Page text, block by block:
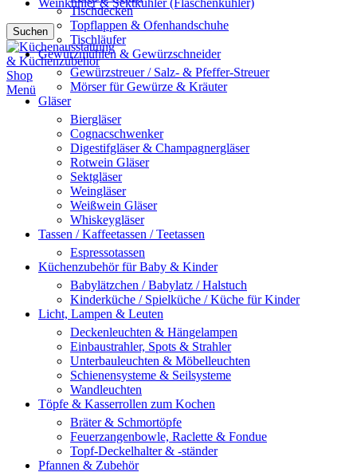
Weinkühler & Sektkühler (Flaschenkühler)
Suchen
Menü
Tischdecken
Topflappen & Ofenhandschuhe
Tischläufer
Gewürzmühlen & Gewürzschneider
Gewürzstreuer / Salz- & Pfeffer-Streuer
Mörser für Gewürze & Kräuter
Gläser
Biergläser
Cognacschwenker
Digestifgläser & Champagnergläser
Rotwein Gläser
Sektgläser
Weingläser
Weißwein Gläser
Whiskeygläser
Tassen / Kaffeetassen / Teetassen
Espressotassen
Küchenzubehör für Baby & Kinder
Babylätzchen / Babylatz / Halstuch
Kinderküche / Spielküche / Küche für Kinder
Licht, Lampen & Leuten
Deckenleuchten & Hängelampen
Einbaustrahler, Spots & Strahler
Unterbauleuchten & Möbelleuchten
Schienensysteme & Seilsysteme
Wandleuchten
Töpfe & Kasserrollen zum Kochen
Bräter & Schmortöpfe
Feuerzangenbowle, Raclette & Fondue
Topf-Deckelhalter & -ständer
Pfannen & Zubehör